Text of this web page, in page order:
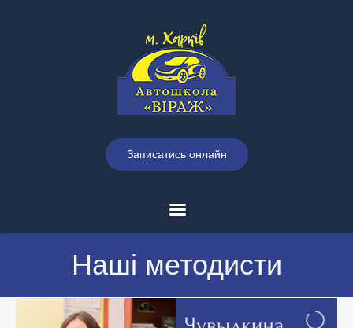
Записатись онлайн
Наші методисти